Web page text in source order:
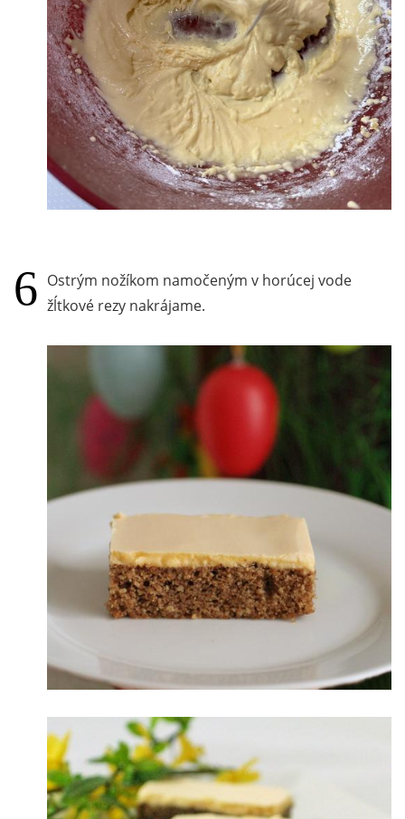
Ostrým nožíkom namočeným v horúcej vode
žĺtkové rezy nakrájame.